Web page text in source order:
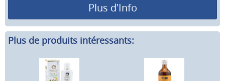
Plus d'Info
Plus de produits intéressants: